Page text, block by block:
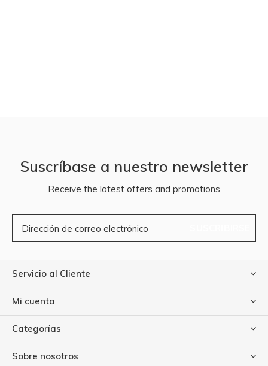
Suscríbase a nuestro newsletter
Receive the latest offers and promotions
Servicio al Cliente
Mi cuenta
Categorías
Sobre nosotros